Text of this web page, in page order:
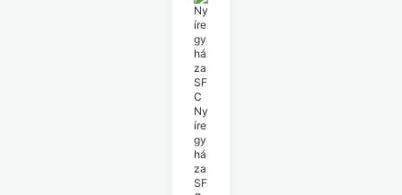
Ny
íre
gy
há
za
SF